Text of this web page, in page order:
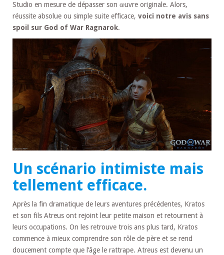
Studio en mesure de dépasser son œuvre originale. Alors,
réussite absolue ou simple suite efficace, voici notre avis sans
spoil sur God of War Ragnarok.
Un scénario intimiste mais
tellement efficace.
Après la fin dramatique de leurs aventures précédentes, Kratos
et son fils Atreus ont rejoint leur petite maison et retournent à
leurs occupations. On les retrouve trois ans plus tard, Kratos
commence à mieux comprendre son rôle de père et se rend
doucement compte que l’âge le rattrape. Atreus est devenu un